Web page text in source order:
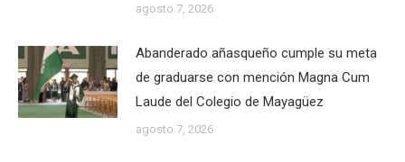
agosto 7, 2026
Abanderado añasqueño cumple su meta
de graduarse con mención Magna Cum
Laude del Colegio de Mayagüez
agosto 7, 2026